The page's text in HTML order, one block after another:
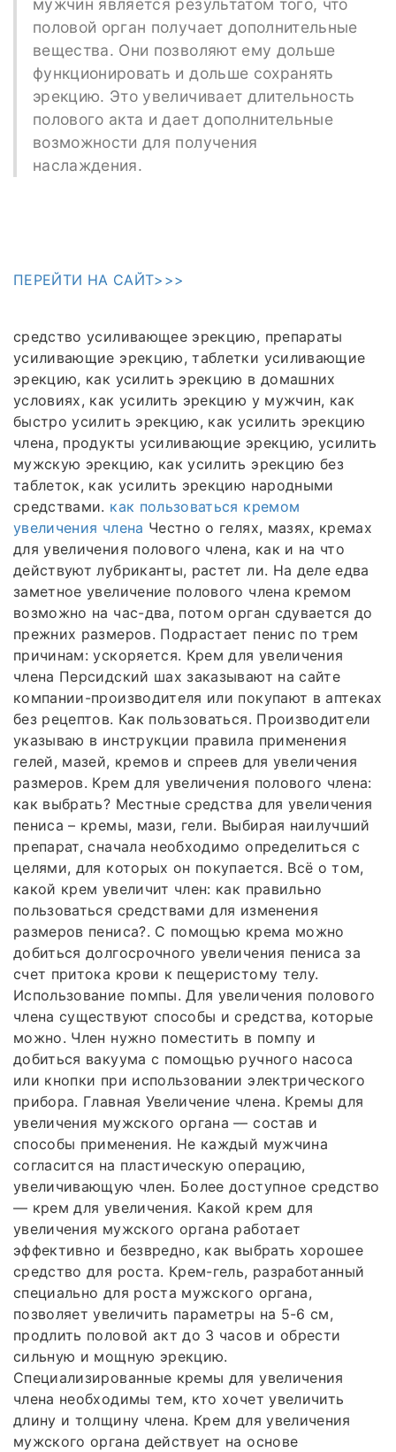
мужчин является результатом того, что
половой орган получает дополнительные
вещества. Они позволяют ему дольше
функционировать и дольше сохранять
эрекцию. Это увеличивает длительность
полового акта и дает дополнительные
возможности для получения
наслаждения.
ПЕРЕЙТИ НА САЙТ>>>
средство усиливающее эрекцию, препараты
усиливающие эрекцию, таблетки усиливающие
эрекцию, как усилить эрекцию в домашних
условиях, как усилить эрекцию у мужчин, как
быстро усилить эрекцию, как усилить эрекцию
члена, продукты усиливающие эрекцию, усилить
мужскую эрекцию, как усилить эрекцию без
таблеток, как усилить эрекцию народными
средствами. как пользоваться кремом
увеличения члена Честно о гелях, мазях, кремах
для увеличения полового члена, как и на что
действуют лубриканты, растет ли. На деле едва
заметное увеличение полового члена кремом
возможно на час-два, потом орган сдувается до
прежних размеров. Подрастает пенис по трем
причинам: ускоряется. Крем для увеличения
члена Персидский шах заказывают на сайте
компании-производителя или покупают в аптеках
без рецептов. Как пользоваться. Производители
указываю в инструкции правила применения
гелей, мазей, кремов и спреев для увеличения
размеров. Крем для увеличения полового члена:
как выбрать? Местные средства для увеличения
пениса – кремы, мази, гели. Выбирая наилучший
препарат, сначала необходимо определиться с
целями, для которых он покупается. Всё о том,
какой крем увеличит член: как правильно
пользоваться средствами для изменения
размеров пениса?. С помощью крема можно
добиться долгосрочного увеличения пениса за
счет притока крови к пещеристому телу.
Использование помпы. Для увеличения полового
члена существуют способы и средства, которые
можно. Член нужно поместить в помпу и
добиться вакуума с помощью ручного насоса
или кнопки при использовании электрического
прибора. Главная Увеличение члена. Кремы для
увеличения мужского органа — состав и
способы применения. Не каждый мужчина
согласится на пластическую операцию,
увеличивающую член. Более доступное средство
— крем для увеличения. Какой крем для
увеличения мужского органа работает
эффективно и безвредно, как выбрать хорошее
средство для роста. Крем-гель, разработанный
специально для роста мужского органа,
позволяет увеличить параметры на 5-6 см,
продлить половой акт до 3 часов и обрести
сильную и мощную эрекцию.
Специализированные кремы для увеличения
члена необходимы тем, кто хочет увеличить
длину и толщину члена. Крем для увеличения
мужского органа действует на основе